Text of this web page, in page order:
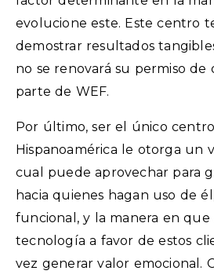
evolucione este. Este centro
demostrar resultados
no se renovará su permiso de
parte de WEF.
Por último, ser el único
Hispanoamérica le otorga un
cual puede aprovechar para
hacia quienes hagan uso de
funcional, y la manera en que
tecnología a favor de estos
vez generar valor emocional.